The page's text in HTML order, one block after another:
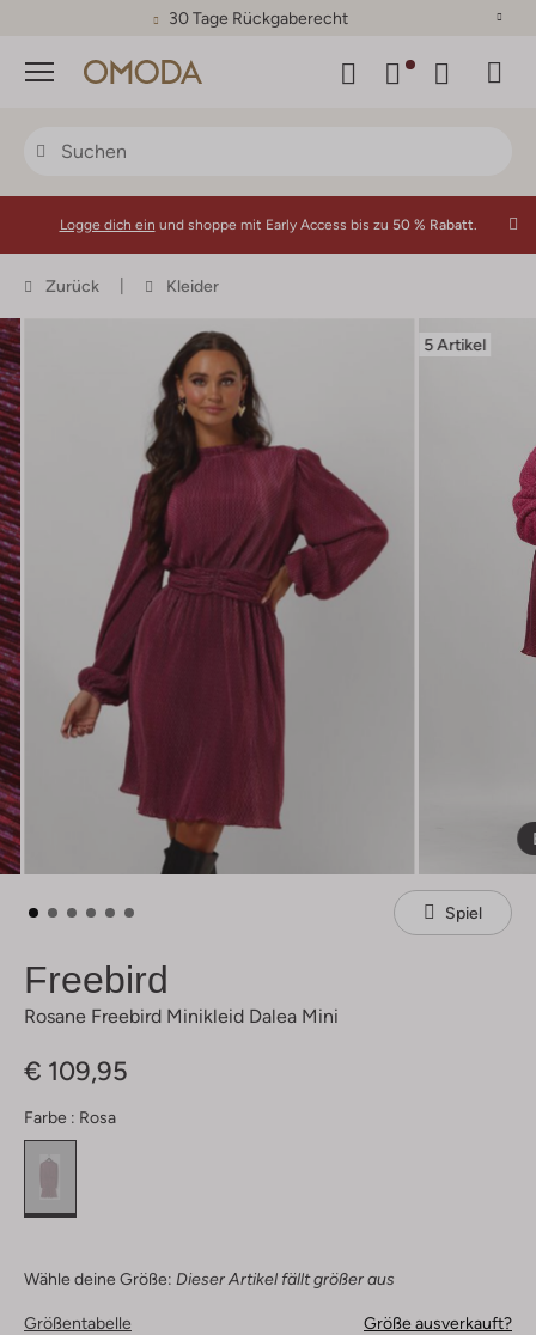
30 Tage Rückgaberecht
Menü
Logge dich ein und shoppe mit Early Access bis zu 50 % Rabatt.
Zurück Kleider
5 Artikel
Spiel
Freebird
Rosane Freebird Minikleid Dalea Mini
€ 109,95
Farbe : Rosa
Wähle deine Größe: Dieser Artikel fällt größer aus
Größentabelle Größe ausverkauft?